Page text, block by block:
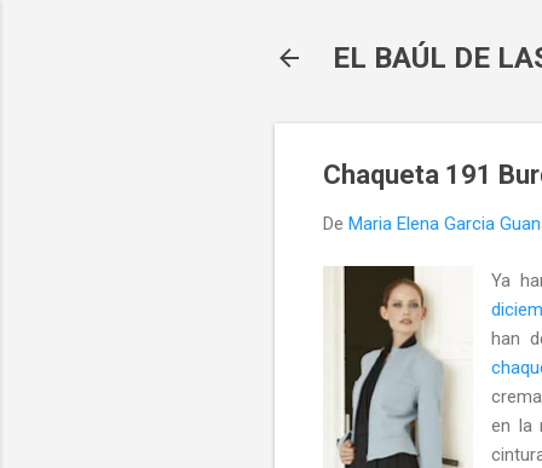
EL BAÚL DE
Chaqueta 191
De Maria Elena Garcia
Ya
han
en la